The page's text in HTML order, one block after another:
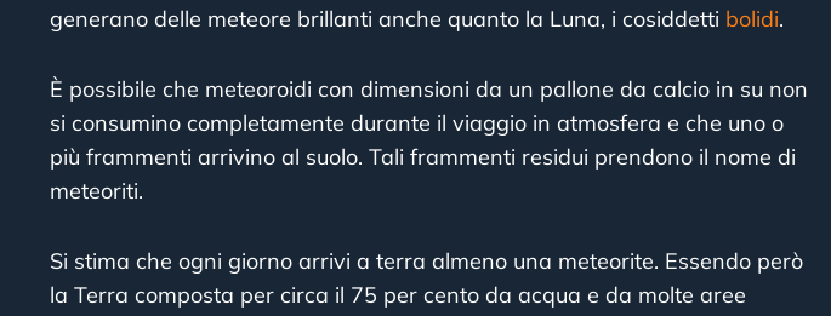
generano delle meteore brillanti anche quanto la Luna, i cosiddetti bolidi.
È possibile che meteoroidi con dimensioni da un pallone da calcio in su non
si consumino completamente durante il viaggio in atmosfera e che uno o
più frammenti arrivino al suolo. Tali frammenti residui prendono il nome di
meteoriti.
Si stima che ogni giorno arrivi a terra almeno una meteorite. Essendo però
la Terra composta per circa il 75 per cento da acqua e da molte aree